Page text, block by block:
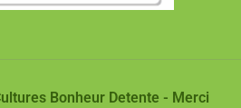
Bonheur Detente - Merci